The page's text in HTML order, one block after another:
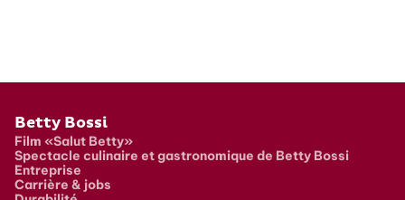
Pied de page
Betty Bossi
Film «Salut Betty»
Spectacle culinaire et gastronomique de Betty Bossi
Entreprise
Carrière & jobs